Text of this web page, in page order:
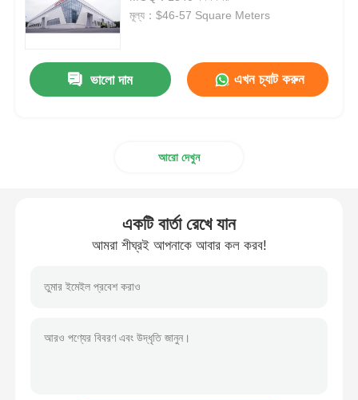
ইস্পাত কাঠামো কর্মশালা
ভারী ইস্পাত কাঠামো
ইস্পাত কাঠামো সেতু
ইস্পাত কাঠামো অফিস
মূল্য：$46-57 Square Meters
ভালো দাম এখন চ্যাট করুন
আরো দেখুন
একটি বার্তা রেখে যান
আমরা শীঘ্রই আপনাকে আবার কল করব!